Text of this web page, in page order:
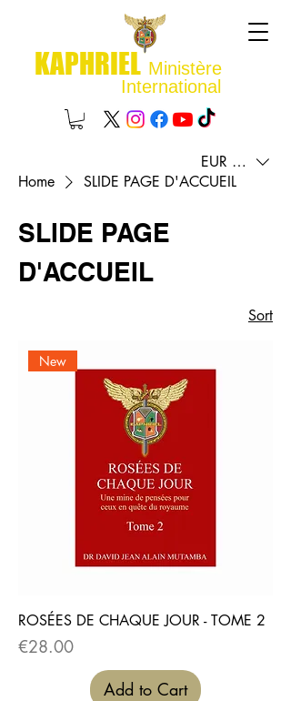
KAPHRIEL Ministère
International
EUR (€)
Home
SLIDE PAGE D'ACCUEIL
SLIDE PAGE
D'ACCUEIL
Sort
New
ROSÉES DE CHAQUE JOUR - TOME 2
Price
€28.00
Add to Cart